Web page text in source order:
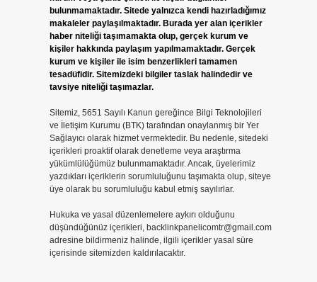
bulunmamaktadır. Sitede yalnızca kendi hazırladığımız
makaleler paylaşılmaktadır. Burada yer alan içerikler
haber niteliği taşımamakta olup, gerçek kurum ve
kişiler hakkında paylaşım yapılmamaktadır. Gerçek
kurum ve kişiler ile isim benzerlikleri tamamen
tesadüfidir. Sitemizdeki bilgiler taslak halindedir ve
tavsiye niteliği taşımazlar.
Sitemiz, 5651 Sayılı Kanun gereğince Bilgi Teknolojileri
ve İletişim Kurumu (BTK) tarafından onaylanmış bir Yer
Sağlayıcı olarak hizmet vermektedir. Bu nedenle, sitedeki
içerikleri proaktif olarak denetleme veya araştırma
yükümlülüğümüz bulunmamaktadır. Ancak, üyelerimiz
yazdıkları içeriklerin sorumluluğunu taşımakta olup, siteye
üye olarak bu sorumluluğu kabul etmiş sayılırlar.
Hukuka ve yasal düzenlemelere aykırı olduğunu
düşündüğünüz içerikleri, backlinkpanelicomtr@gmail.com
adresine bildirmeniz halinde, ilgili içerikler yasal süre
içerisinde sitemizden kaldırılacaktır.